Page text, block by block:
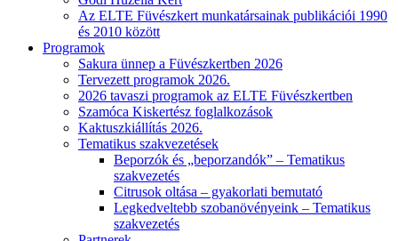
Az ELTE Füvészkert munkatársainak publikációi 1990
és 2010 között
Programok
Sakura ünnep a Füvészkertben 2026
Tervezett programok 2026.
2026 tavaszi programok az ELTE Füvészkertben
Szamóca Kiskertész foglalkozások
Kaktuszkiállítás 2026.
Tematikus szakvezetések
Beporzók és „beporzandók” – Tematikus
szakvezetés
Citrusok oltása – gyakorlati bemutató
Legkedveltebb szobanövényeink – Tematikus
szakvezetés